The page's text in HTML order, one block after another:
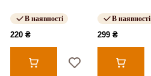
В наявності
220 ₴
В наявності
299 ₴